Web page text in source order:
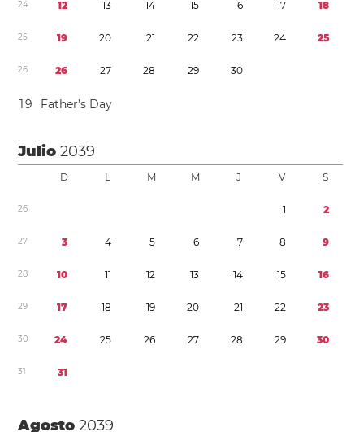
24 12 13 14 15 16 17 18
25 19 20 21 22 23 24 25
26 26 27 28 29 30
19 Father’s Day
Julio2039
D L M M J V S
26 1 2
27 3 4 5 6 7 8 9
28 10 11 12 13 14 15 16
29 17 18 19 20 21 22 23
30 24 25 26 27 28 29 30
31 31
Agosto2039